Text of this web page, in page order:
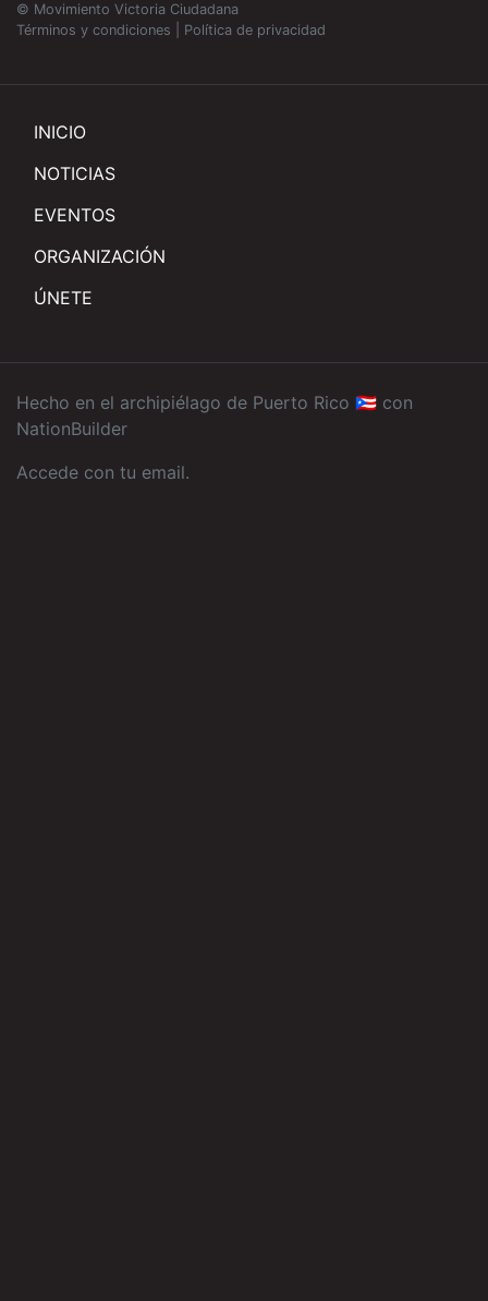
© Movimiento Victoria Ciudadana
Términos y condiciones
Política de privacidad
INICIO
NOTICIAS
EVENTOS
ORGANIZACIÓN
ÚNETE
Hecho en el archipiélago de Puerto Rico 🇵🇷 con
NationBuilder
Accede con tu email.